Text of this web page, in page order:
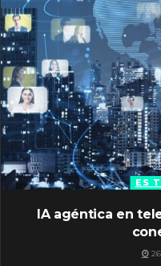
ES
IA agéntica en
26